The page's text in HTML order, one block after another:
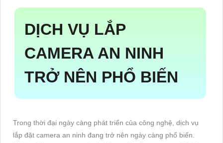
DỊCH VỤ LẮP
CAMERA AN NINH
TRỞ NÊN PHỔ BIẾN
Trong thời đại ngày càng phát triển của công nghệ, dịch vụ
lắp đặt camera an ninh đang trở nên ngày càng phổ biến.